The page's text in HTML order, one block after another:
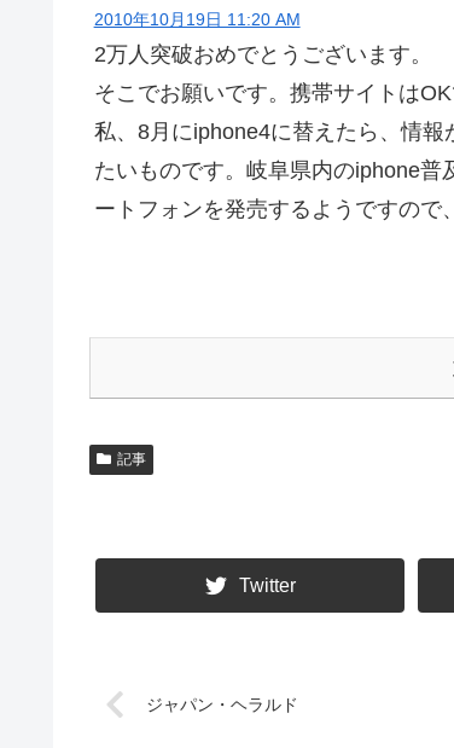
2010年10月19日 11:20 AM
2万人突破おめでとうございます。
そこでお願いです。携帯サイトはOK
私、8月にiphone4に替えたら、情
たいものです。岐阜県内のiphone
ートフォンを発売するようですので
記事
Twitter
ジャパン・ヘラルド